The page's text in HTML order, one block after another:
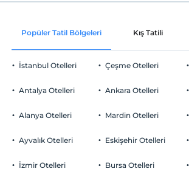
Ortak alanlar ve tüm odalar
Otopark
Ücretsiz Özel Otopark
Check/in
Check/out
En geç saat 12:00 ve öncesi
Evcil Hayvan
2 yaşına kadar olan bebekler ücretsizdir.
Popüler Tatil Bölgeleri Kış Tatili
İstanbul Otelleri
Antalya Otelleri
Alanya Otelleri
Ayvalık Otelleri
İzmir Otelleri
Çeşme Otelleri
Ankara Otelleri
Mardin Otelleri
Eskişehir Otelleri
Bursa Otelleri